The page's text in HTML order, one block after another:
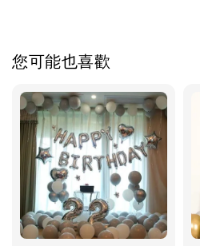
您可能也喜歡